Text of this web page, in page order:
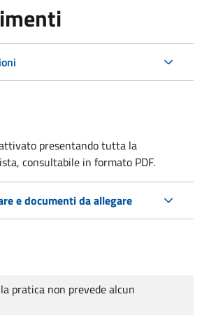
presentando tutta la
consultabile in formato PDF.
e documenti da allegare
pratica non prevede alcun